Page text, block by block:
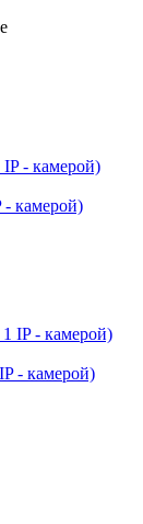
- камерой)
- камерой)